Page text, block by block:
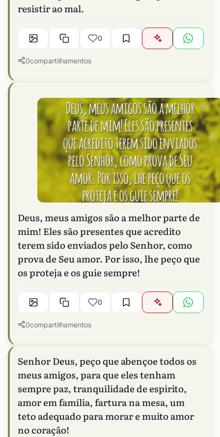
resistir ao mal.
0
0compartilhamentos
Deus, meus amigos são a melhor parte de
mim! Eles são presentes que acredito
terem sido enviados pelo Senhor, como
prova de Seu amor. Por isso, lhe peço que
os proteja e os guie sempre!
0
0compartilhamentos
Senhor Deus, peço que abençoe todos os
meus amigos, para que eles tenham
sempre paz, tranquilidade de espírito,
amor em família, fartura na mesa, um
teto adequado para morar e muito amor
no coração!